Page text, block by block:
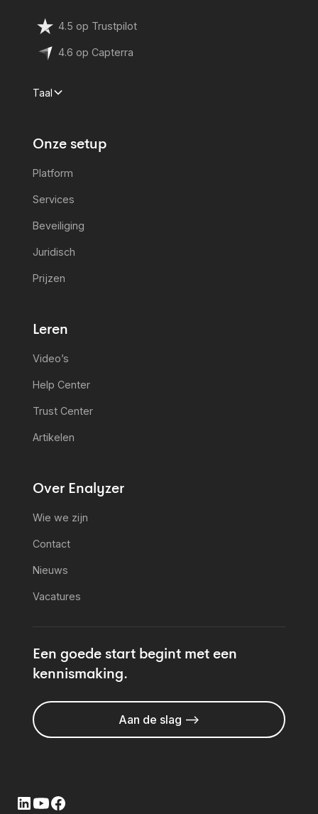
4.5 op Trustpilot
4.6 op Capterra
Taal
Onze setup
Platform
Services
Beveiliging
Juridisch
Prijzen
Leren
Video’s
Help Center
Trust Center
Artikelen
Over Enalyzer
Wie we zijn
Contact
Nieuws
Vacatures
Een goede start begint met een
kennismaking.
Aan de slag -->